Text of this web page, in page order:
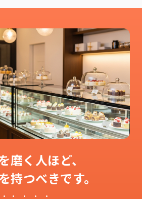
磨く人ほど、
持つべきです。